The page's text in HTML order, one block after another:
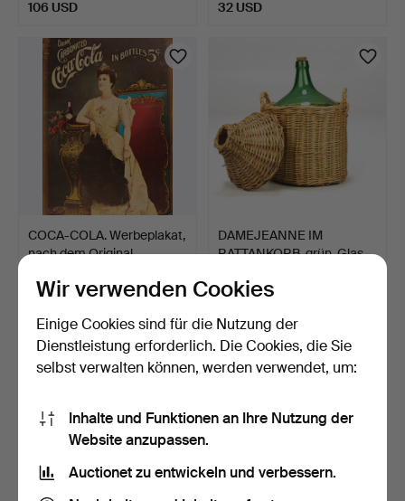
106 USD 32 USD
COCA-COLA. Werbeplakat,
nach dem Original …
Schätzwert
DAMEJEANNE IM
RATTANKORB, grün, Glas,
2 Gebote
Wir verwenden Cookies
Einige Cookies sind für die Nutzung der
Dienstleistung erforderlich. Die Cookies, die Sie
selbst verwalten können, werden verwendet, um:
Inhalte und Funktionen an Ihre Nutzung der
Website anzupassen.
Auctionet zu entwickeln und verbessern.